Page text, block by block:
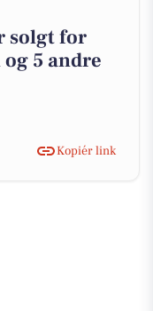
solgt for
5 andre
Kopiér link